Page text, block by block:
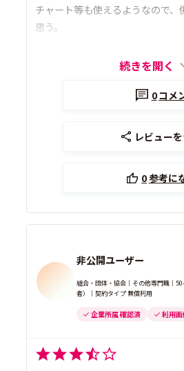
チャート等も使えるようなので、
思う。
続きを開く
0コメ
レビュー
0参考に
非公開ユーザー
組合・団体・協会｜その他専門職｜
者）｜契約タイプ 無償利用
企業所属 確認済 利用